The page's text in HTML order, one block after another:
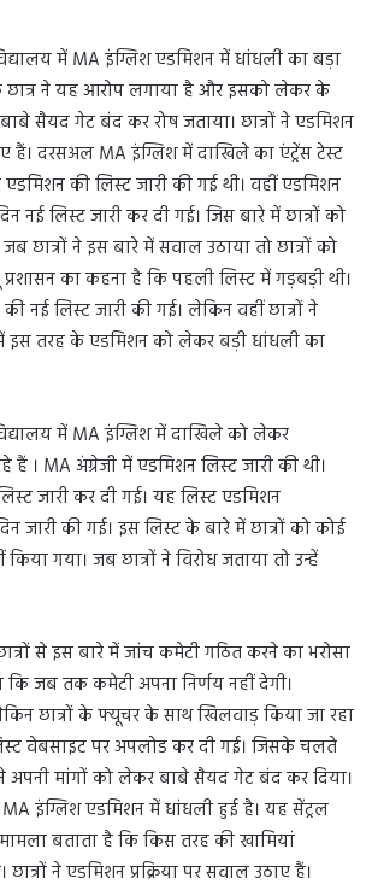
में MA इंग्लिश एडमिशन में धांधली का बड़ा
छात्र ने यह आरोप लगाया है और इसको लेकर के
सैयद गेट बंद कर रोष जताया। छात्रों ने एडमिशन
हैं। दरसअल MA इंग्लिश में दाखिले का एंट्रेंस टेस्ट
की लिस्ट जारी की गई थी। वहीं एडमिशन
नई लिस्ट जारी कर दी गई। जिस बारे में छात्रों को
छात्रों ने इस बारे में सवाल उठाया तो छात्रों को
का कहना है कि पहली लिस्ट में गड़बड़ी थी।
नई लिस्ट जारी की गई। लेकिन वहीं छात्रों ने
में इस तरह के एडमिशन को लेकर बड़ी धांधली का
में MA इंग्लिश में दाखिले को लेकर
हैं । MA अंग्रेजी में एडमिशन लिस्ट जारी की थी।
जारी कर दी गई। यह लिस्ट एडमिशन
जारी की गई। इस लिस्ट के बारे में छात्रों को कोई
गया। जब छात्रों ने विरोध जताया तो उन्हें
से इस बारे में जांच कमेटी गठित करने का भरोसा
कि जब तक कमेटी अपना निर्णय नहीं देगी।
छात्रों के फ्यूचर के साथ खिलवाड़ किया जा रहा
वेबसाइट पर अपलोड कर दी गई। जिसके चलते
ने अपनी मांगों को लेकर बाबे सैयद गेट बंद कर दिया।
इंग्लिश एडमिशन में धांधली हुई है। यह सेंट्रल
बताता है कि किस तरह की खामियां
ने एडमिशन प्रक्रिया पर सवाल उठाए हैं।